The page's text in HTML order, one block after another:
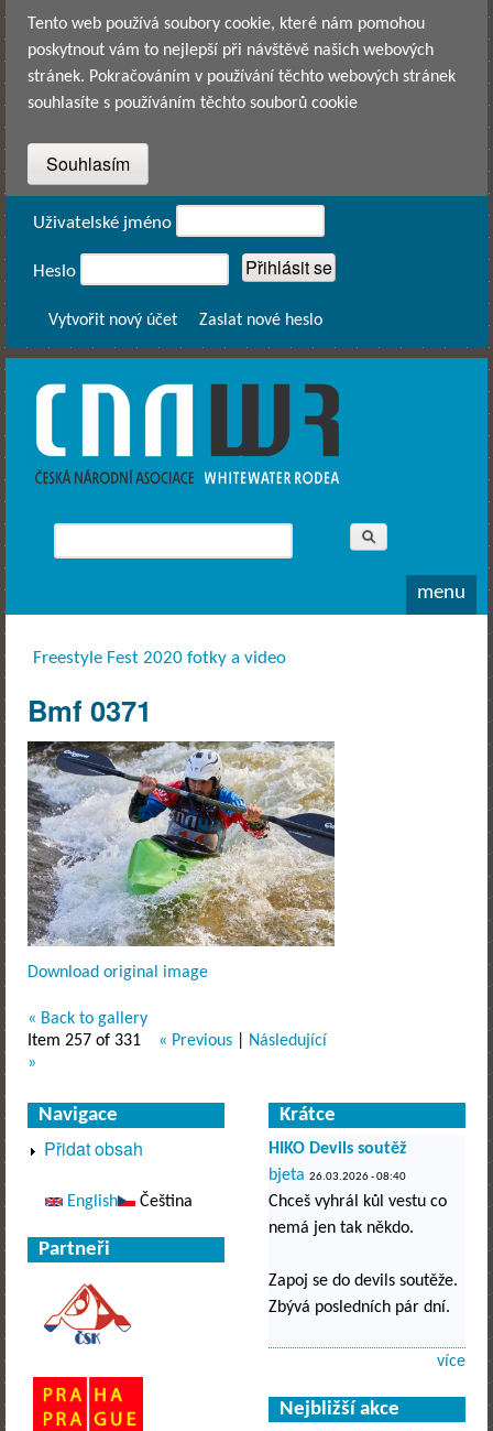
Přejít k hlavnímu obsahu
Tento web používá soubory cookie, které nám pomohou
poskytnout vám to nejlepší při návštěvě našich webových
stránek. Pokračováním v používání těchto webových stránek
souhlasíte s používáním těchto souborů cookie
Přihlášení
Uživatelské jméno
Heslo
Vytvořit nový účet Zaslat nové heslo
CNAWR -
Národní
Asociace
Rodea o.s.
Vyhledávání
menu
Freestyle Fest 2020 fotky a video
Bmf 0371
Download original image
« Back to gallery
Item 257 of 331
« Previous
Následující
»
Navigace
Přidat obsah
English Čeština
Partneři
Krátce
HIKO Devils soutěž
bjeta 26.03.2026 - 08:40
Chceš vyhrál kůl vestu co
nemá jen tak někdo.
Zapoj se do devils soutěže.
Zbývá posledních pár dní.
více
Nejbližší akce